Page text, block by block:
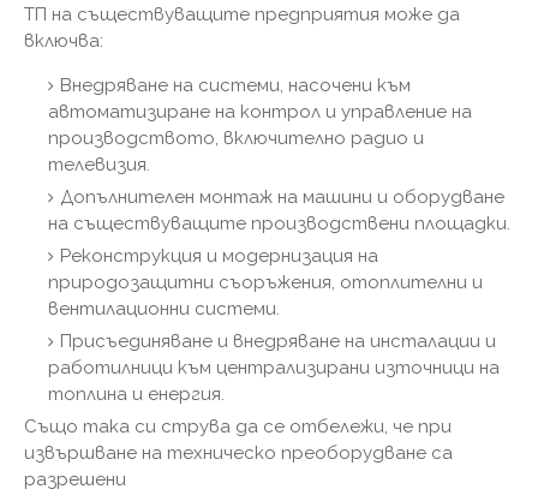
ТП на съществуващите предприятия може да
включва:
Внедряване на системи, насочени към
автоматизиране на контрол и управление на
производството, включително радио и
телевизия.
Допълнителен монтаж на машини и оборудване
на съществуващите производствени площадки.
Реконструкция и модернизация на
природозащитни съоръжения, отоплителни и
вентилационни системи.
Присъединяване и внедряване на инсталации и
работилници към централизирани източници на
топлина и енергия.
Също така си струва да се отбележи, че при
извършване на техническо преоборудване са
разрешени